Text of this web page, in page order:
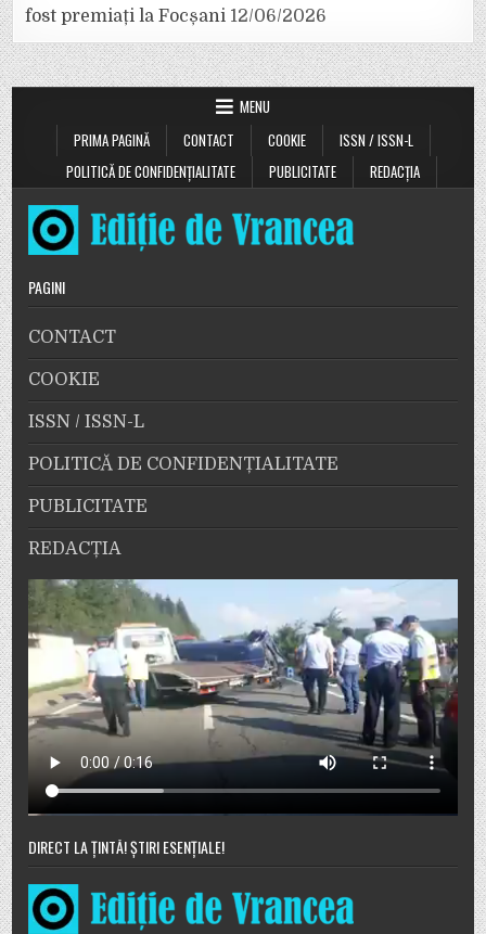
fost premiați la Focșani 12/06/2026
MENU
PRIMA PAGINĂ
CONTACT COOKIE
ISSN / ISSN-L
POLITICĂ DE CONFIDENȚIALITATE
PUBLICITATE REDACȚIA
PAGINI
CONTACT
COOKIE
ISSN / ISSN-L
POLITICĂ DE CONFIDENȚIALITATE
PUBLICITATE
REDACȚIA
DIRECT LA ȚINTĂ! ȘTIRI ESENȚIALE!